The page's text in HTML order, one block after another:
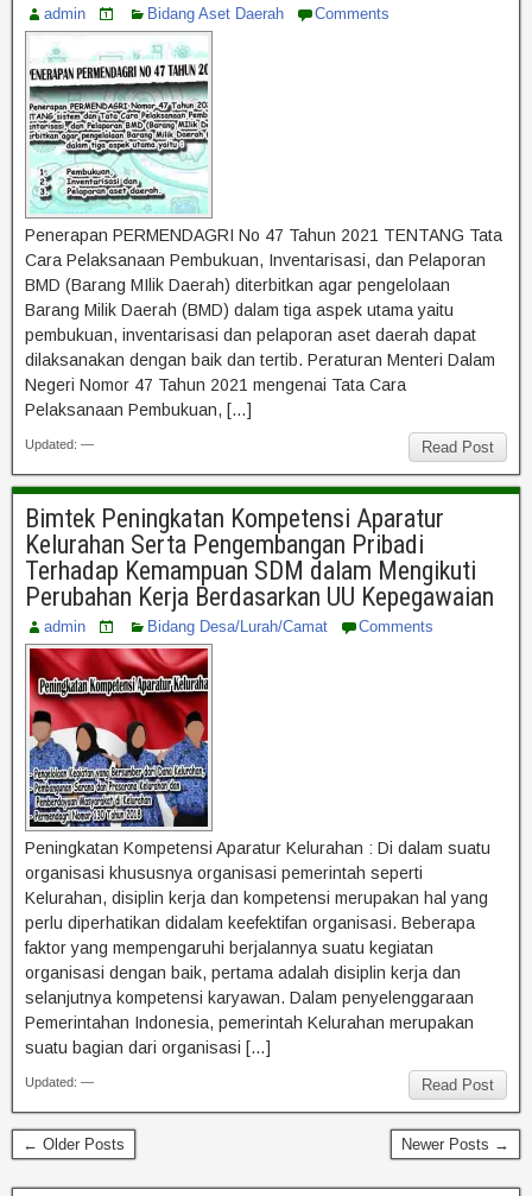
admin Bidang Aset Daerah Comments
Penerapan PERMENDAGRI No 47 Tahun 2021 TENTANG Tata
Cara Pelaksanaan Pembukuan, Inventarisasi, dan Pelaporan
BMD (Barang MIlik Daerah) diterbitkan agar pengelolaan
Barang Milik Daerah (BMD) dalam tiga aspek utama yaitu
pembukuan, inventarisasi dan pelaporan aset daerah dapat
dilaksanakan dengan baik dan tertib. Peraturan Menteri Dalam
Negeri Nomor 47 Tahun 2021 mengenai Tata Cara
Pelaksanaan Pembukuan, […]
Read Post
Updated: —
Bimtek Peningkatan Kompetensi Aparatur
Kelurahan Serta Pengembangan Pribadi
Terhadap Kemampuan SDM dalam Mengikuti
Perubahan Kerja Berdasarkan UU Kepegawaian
admin Bidang Desa/Lurah/Camat Comments
Peningkatan Kompetensi Aparatur Kelurahan : Di dalam suatu
organisasi khususnya organisasi pemerintah seperti
Kelurahan, disiplin kerja dan kompetensi merupakan hal yang
perlu diperhatikan didalam keefektifan organisasi. Beberapa
faktor yang mempengaruhi berjalannya suatu kegiatan
organisasi dengan baik, pertama adalah disiplin kerja dan
selanjutnya kompetensi karyawan. Dalam penyelenggaraan
Pemerintahan Indonesia, pemerintah Kelurahan merupakan
suatu bagian dari organisasi […]
Read Post
Updated: —
← Older Posts Newer Posts →